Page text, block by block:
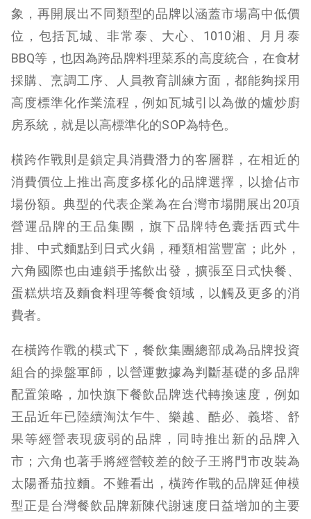
象，再開展出不同類型的品牌以涵蓋市場高中低價
位，包括瓦城、非常泰、大心、1010湘、月月泰
BBQ等，也因為跨品牌料理菜系的高度統合，在食材
採購、烹調工序、人員教育訓練方面，都能夠採用
高度標準化作業流程，例如瓦城引以為傲的爐炒廚
房系統，就是以高標準化的SOP為特色。
橫跨作戰則是鎖定具消費潛力的客層群，在相近的
消費價位上推出高度多樣化的品牌選擇，以搶佔市
場份額。典型的代表企業為在台灣市場開展出20項
營運品牌的王品集團，旗下品牌特色囊括西式牛
排、中式麵點到日式火鍋，種類相當豐富；此外，
六角國際也由連鎖手搖飲出發，擴張至日式快餐、
蛋糕烘培及麵食料理等餐食領域，以觸及更多的消
費者。
在橫跨作戰的模式下，餐飲集團總部成為品牌投資
組合的操盤軍師，以營運數據為判斷基礎的多品牌
配置策略，加快旗下餐飲品牌迭代轉換速度，例如
王品近年已陸續淘汰乍牛、樂越、酷必、義塔、舒
果等經營表現疲弱的品牌，同時推出新的品牌入
市；六角也著手將經營較差的餃子王將門市改裝為
太陽番茄拉麵。不難看出，橫跨作戰的品牌延伸模
型正是台灣餐飲品牌新陳代謝速度日益增加的主要